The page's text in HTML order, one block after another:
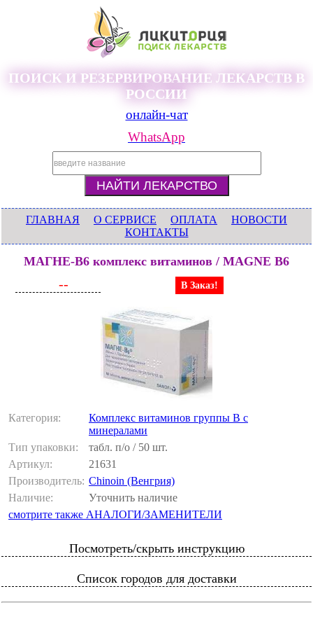
ПОИСК И РЕЗЕРВИРОВАНИЕ ЛЕКАРСТВ В
РОССИИ
онлайн-чат
WhatsApp
ГЛАВНАЯ О СЕРВИСЕ ОПЛАТА
НОВОСТИ
КОНТАКТЫ
МАГНЕ-B6 комплекс витаминов / MAGNE B6
-- В Заказ!
Категория:
Комплекс витаминов группы В с
минералами
Тип упаковки:
табл. п/о / 50 шт.
Артикул:
21631
Производитель: Chinoin (Венгрия)
Наличие:
Уточнить наличие
смотрите также АНАЛОГИ/ЗАМЕНИТЕЛИ
Посмотреть/скрыть инструкцию
Список городов для доставки